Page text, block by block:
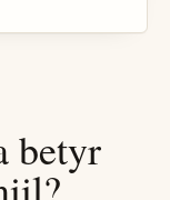
betyr
?